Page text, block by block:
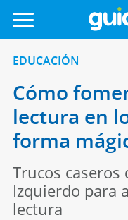
EDUCACIÓN
Cómo
lectura en
forma
Trucos
Izquierdo para
lectura